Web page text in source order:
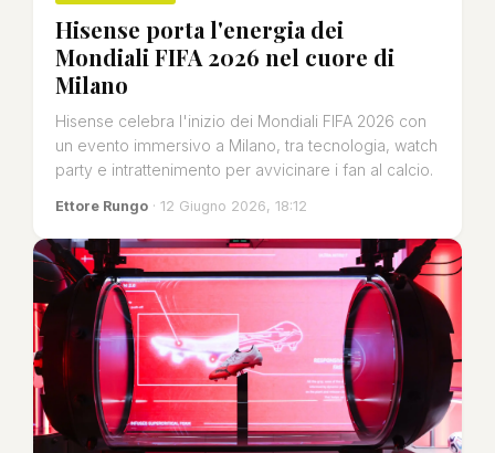
Hisense porta l'energia dei
Mondiali FIFA 2026 nel cuore di
Milano
Hisense celebra l'inizio dei Mondiali FIFA 2026 con
un evento immersivo a Milano, tra tecnologia, watch
party e intrattenimento per avvicinare i fan al calcio.
Ettore Rungo · 12 Giugno 2026, 18:12